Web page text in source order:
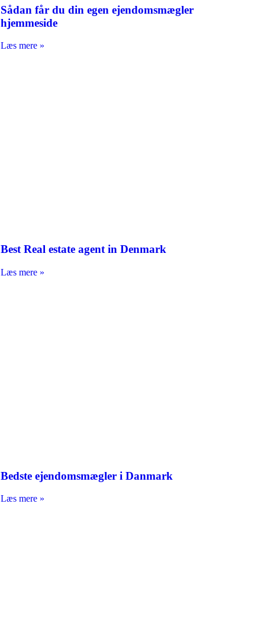
Sådan får du din egen ejendomsmægler
hjemmeside
Læs mere »
Best Real estate agent in Denmark
Læs mere »
Bedste ejendomsmægler i Danmark
Læs mere »